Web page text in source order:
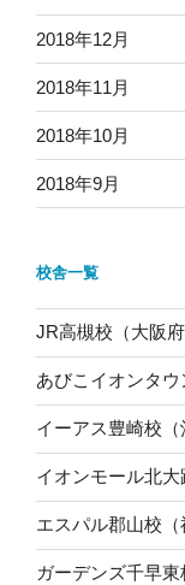
2018年12月
2018年11月
2018年10月
2018年9月
校舎一覧
JR高槻校（大阪府
あびこイオンタウ
イーアス豊崎校（
イオンモール北大
エスパル郡山校（
ガーデンズ千早東